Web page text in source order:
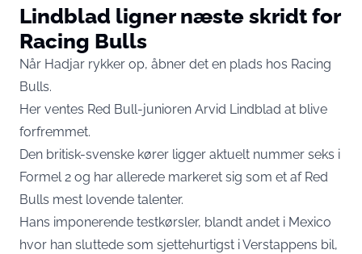
Lindblad ligner næste skridt for
Racing Bulls
Når Hadjar rykker op, åbner det en plads hos Racing
Bulls.
Her ventes Red Bull-junioren Arvid Lindblad at blive
forfremmet.
Den britisk-svenske kører ligger aktuelt nummer seks i
Formel 2 og har allerede markeret sig som et af Red
Bulls mest lovende talenter.
Hans imponerende testkørsler, blandt andet i Mexico
hvor han sluttede som sjettehurtigst i Verstappens bil,